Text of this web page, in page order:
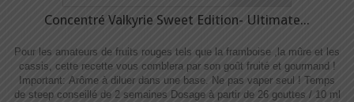
Concentré Valkyrie Sweet Edition- Ultimate...
Pour les amateurs de fruits rouges tels que la framboise ,la mûre et les
cassis, cette recette vous comblera par son goût fruité et gourmand !
Important: Arôme à diluer dans une base. Ne pas vaper seul ! Temps
de steep conseillé de 2 semaines Dosage à partir de 26 gouttes / 10 ml